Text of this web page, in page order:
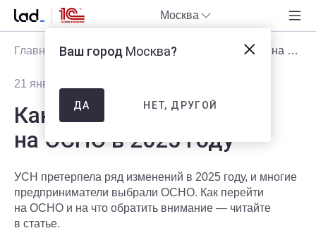
Москва
Главная Блог Статьи Как перейти с УСН на ОСНО в 2025 году
21 января 2025
Как перейти с УСН
на ОСНО в 2025 году
УСН претерпела ряд изменений в 2025 году, и многие
предприниматели выбрали ОСНО. Как перейти
на ОСНО и на что обратить внимание — читайте
в статье.
Ваш город Москва?
ДА НЕТ, ДРУГОЙ